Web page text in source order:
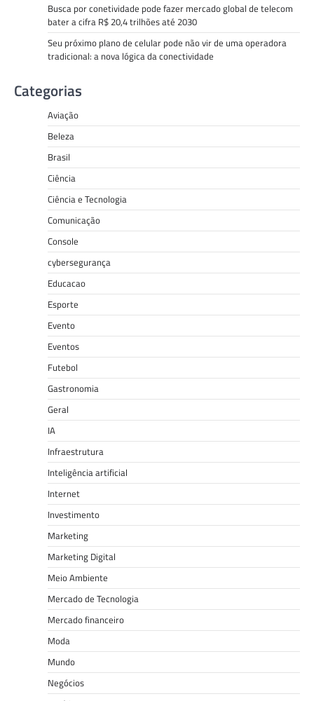
Busca por conetividade pode fazer mercado global de telecom
bater a cifra R$ 20,4 trilhões até 2030
Seu próximo plano de celular pode não vir de uma operadora
tradicional: a nova lógica da conectividade
Categorias
Aviação
Beleza
Brasil
Ciência
Ciência e Tecnologia
Comunicação
Console
cybersegurança
Educacao
Esporte
Evento
Eventos
Futebol
Gastronomia
Geral
IA
Infraestrutura
Inteligência artificial
Internet
Investimento
Marketing
Marketing Digital
Meio Ambiente
Mercado de Tecnologia
Mercado financeiro
Moda
Mundo
Negócios